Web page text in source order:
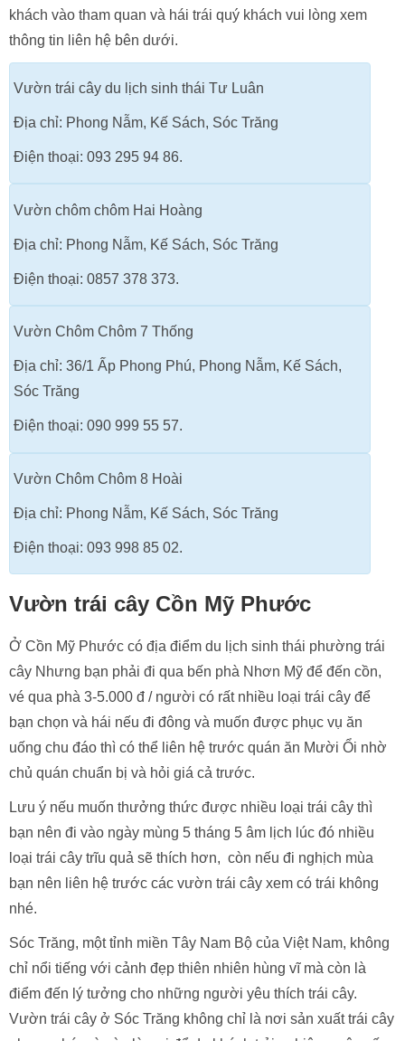
khách vào tham quan và hái trái quý khách vui lòng xem
thông tin liên hệ bên dưới.
Vườn trái cây du lịch sinh thái Tư Luân
Địa chỉ: Phong Nẫm, Kế Sách, Sóc Trăng
Điện thoại: 093 295 94 86.
Vườn chôm chôm Hai Hoàng
Địa chỉ: Phong Nẫm, Kế Sách, Sóc Trăng
Điện thoại: 0857 378 373.
Vườn Chôm Chôm 7 Thống
Địa chỉ: 36/1 Ấp Phong Phú, Phong Nẫm, Kế Sách,
Sóc Trăng
Điện thoại: 090 999 55 57.
Vườn Chôm Chôm 8 Hoài
Địa chỉ: Phong Nẫm, Kế Sách, Sóc Trăng
Điện thoại: 093 998 85 02.
Vườn trái cây Cồn Mỹ Phước
Ở Cồn Mỹ Phước có địa điểm du lịch sinh thái phường trái
cây Nhưng bạn phải đi qua bến phà Nhơn Mỹ để đến cồn,
vé qua phà 3-5.000 đ / người có rất nhiều loại trái cây để
bạn chọn và hái nếu đi đông và muốn được phục vụ ăn
uống chu đáo thì có thể liên hệ trước quán ăn Mười Ổi nhờ
chủ quán chuẩn bị và hỏi giá cả trước.
Lưu ý nếu muốn thưởng thức được nhiều loại trái cây thì
bạn nên đi vào ngày mùng 5 tháng 5 âm lịch lúc đó nhiều
loại trái cây trĩu quả sẽ thích hơn, còn nếu đi nghịch mùa
bạn nên liên hệ trước các vườn trái cây xem có trái không
nhé.
Sóc Trăng, một tỉnh miền Tây Nam Bộ của Việt Nam, không
chỉ nổi tiếng với cảnh đẹp thiên nhiên hùng vĩ mà còn là
điểm đến lý tưởng cho những người yêu thích trái cây.
Vườn trái cây ở Sóc Trăng không chỉ là nơi sản xuất trái cây